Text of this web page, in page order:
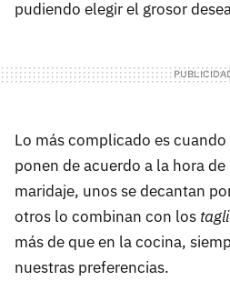
pudiendo elegir el grosor
Lo más complicado es
ponen de acuerdo a la hora
maridaje, unos se decantan
otros lo combinan con los
más de que en la cocina,
nuestras preferencias.